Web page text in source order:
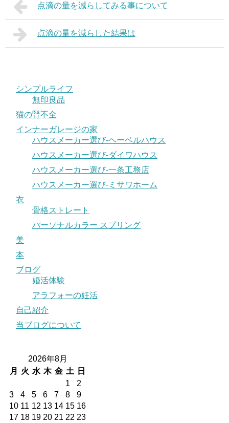
点滴の量を減らしてみる事について
点滴の量を減らした結果は
シンプルライフ
無印良品
猫の腎不全
インナーガレージの家
ハウスメーカー選び-ヘーベルハウス
ハウスメーカー選び-ダイワハウス
ハウスメーカー選び-一条工務店
ハウスメーカー選び-ミサワホーム
衣
骨格ストレート
パーソナルカラー スプリング
美
本
ブログ
婚活体験
アラフォーの妊活
自己紹介
当ブログについて
2026年8月
月
火 水 木 金 土
日
1
2
3
4 5 6 7 8
9
10 11 12 13 14 15 16
17 18 19 20 21 22 23